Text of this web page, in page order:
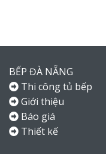
BẾP ĐÀ NẴNG
Thi công tủ bếp
Giới thiệu
Báo giá
Thiết kế